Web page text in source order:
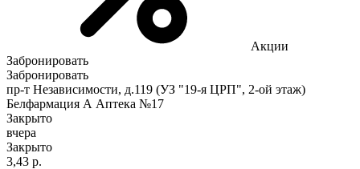
Акции
Забронировать
Забронировать
пр-т Независимости, д.119 (УЗ "19-я ЦРП", 2-ой этаж)
Белфармация А Аптека №17
Закрыто
вчера
Закрыто
3,43 р.